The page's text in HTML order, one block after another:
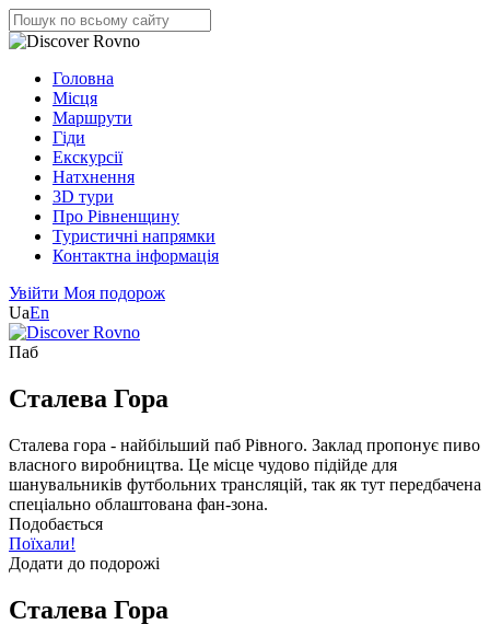
Головна
Місця
Маршрути
Гіди
Екскурсії
Натхнення
3D тури
Про Рівненщину
Туристичні напрямки
Контактна інформація
Увійти Моя подорож
UaEn
Паб
Сталева Гора
Сталева гора - найбільший паб Рівного. Заклад пропонує пиво
власного виробництва. Це місце чудово підійде для
шанувальників футбольних трансляцій, так як тут передбачена
спеціально облаштована фан-зона.
Подобається
Поїхали!
Додати до подорожі
Сталева Гора